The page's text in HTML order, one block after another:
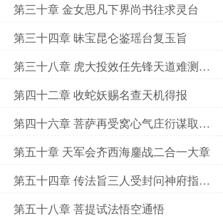
第三十章 金女思凡下界尚书往求灵台
第三十四章 昧宝昆仑鉴瑶台复玉旨
第三十八章 虎大投效任先锋天道难测多
变易
第四十二章 收蛇妖赐名查天机得报
第四十六章 菩萨再受窝心气庄衍谋取天
孽刀
第五十章 天军会齐西海鏖战二合一大章
第五十四章 传法旨三人受封问神府指点
天工
第五十八章 菩提试法悟空通悟